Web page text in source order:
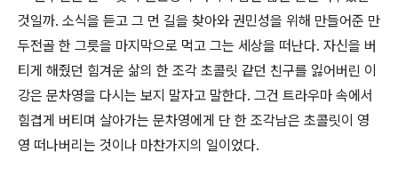
것일까. 소식을 듣고 그 먼 길을 찾아와 권민성을 위해 만들어준 만
두전골 한 그릇을 마지막으로 먹고 그는 세상을 떠난다. 자신을 버
티게 해줬던 힘겨운 삶의 한 조각 초콜릿 같던 친구를 잃어버린 이
강은 문차영을 다시는 보지 말자고 말한다. 그건 트라우마 속에서
힘겹게 버티며 살아가는 문차영에게 단 한 조각남은 초콜릿이 영
영 떠나버리는 것이나 마찬가지의 일이었다.